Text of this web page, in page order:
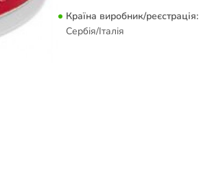
Країна виробник/реєстрація:
Сербія/Італія